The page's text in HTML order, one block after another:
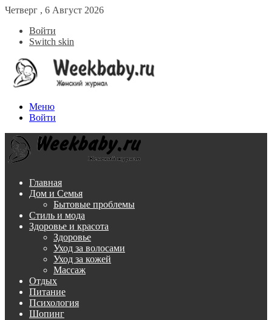
Четверг , 6 Август 2026
Войти
Switch skin
Меню
Войти
Главная
Дом и Семья
Бытовые проблемы
Стиль и мода
Здоровье и красота
Здоровье
Уход за волосами
Уход за кожей
Массаж
Отдых
Питание
Психология
Шопинг